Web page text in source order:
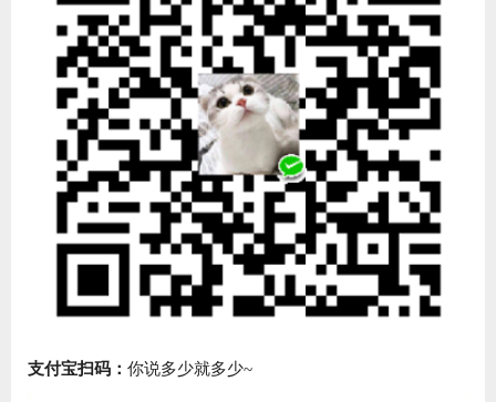
支付宝扫码： 你说多少就多少~